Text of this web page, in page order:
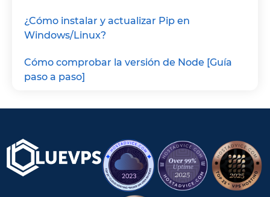
¿Cómo instalar y actualizar Pip en
Windows/Linux?
Cómo comprobar la versión de Node [Guía
paso a paso]